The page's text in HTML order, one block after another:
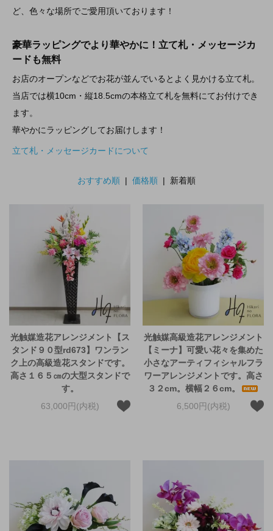
ど、色々な場所でご愛用頂いております！
豪華ラッピングでより華やかに！立て札・メッセージカ
ードも無料
お店のオープンなどでお花が並んでいるとよく見かける立て札。
当店では横10cm・縦18.5cmの本格立て札を無料にてお付けでき
ます。
華やかにラッピングしてお届けします！
立て札・メッセージカードについて
おすすめ順 | 価格順 | 新着順
光触媒造花アレンジメント【ス
タンド９０型rd673】ワンラン
ク上の高級造花スタンドです。
高さ１６５㎝の大型スタンドで
す。
63,000円(内税)
光触媒高級造花アレンジメント
【ミーナ】可愛い花々を集めた
小さなアーティフィシャルフラ
ワーアレンジメントです。高さ
３２cm。横幅２６cm。
6,500円(内税)